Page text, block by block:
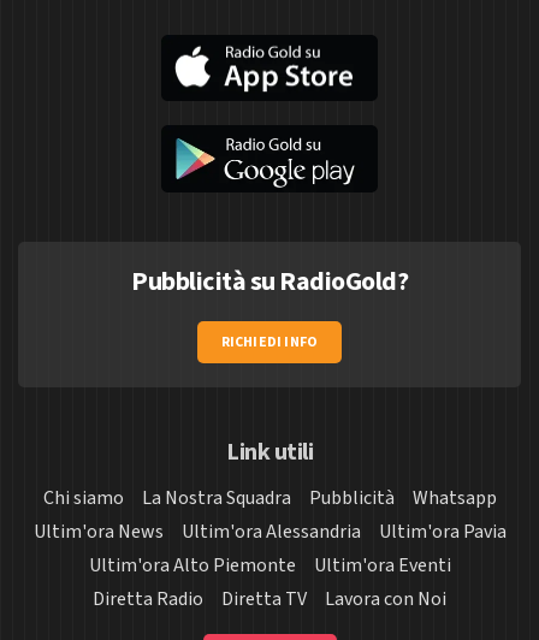
Pubblicità su RadioGold?
RICHIEDI INFO
Link utili
Chi siamo La Nostra Squadra Pubblicità
Whatsapp
Ultim'ora News
Ultim'ora Alessandria
Ultim'ora Pavia
Ultim'ora Alto Piemonte
Ultim'ora Eventi
Diretta Radio
Diretta TV Lavora con Noi